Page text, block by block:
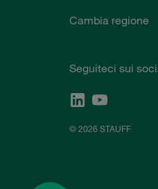
Cambia regione
Seguiteci sui
© 2026 STAUFF